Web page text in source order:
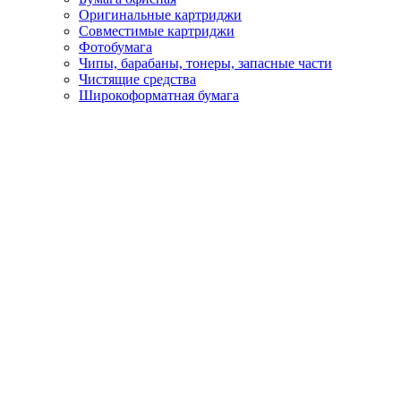
Оригинальные картриджи
Совместимые картриджи
Фотобумага
Чипы, барабаны, тонеры, запасные части
Чистящие средства
Широкоформатная бумага